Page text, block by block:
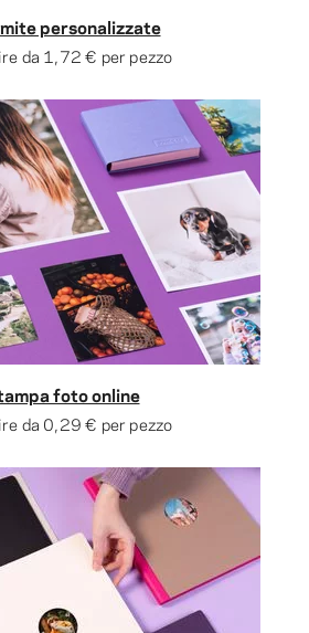
personalizzate
da 1,72 € per pezzo
foto online
da 0,29 € per pezzo